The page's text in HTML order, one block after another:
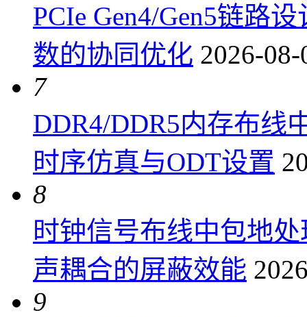
PCIe Gen4/Gen5链路
数的协同优化 2026-
7
DDR4/DDR5内存布线
时序仿真与ODT设置
8
时钟信号布线中包地
声耦合的屏蔽效能
9